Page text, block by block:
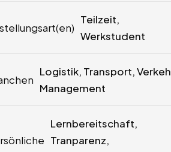
Teilzeit,
Werkstudent
Logistik, Transport,
Management
Lernbereitschaft,
Tranparenz,